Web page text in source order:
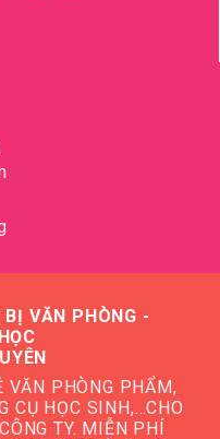
VĂN PHÒNG -
VĂN PHÒNG PHẨM,
CỤ HỌC SINH,…CHO
TY. MIỄN PHÍ